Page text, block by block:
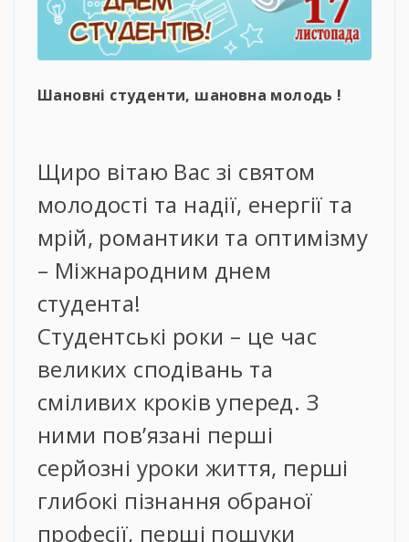
Шановні студенти, шановна молодь !
Щиро вітаю Вас зі святом
молодості та надії, енергії та
мрій, романтики та оптимізму
– Міжнародним днем
студента!
Студентські роки – це час
великих сподівань та
сміливих кроків уперед. З
ними пов’язані перші
серйозні уроки життя, перші
глибокі пізнання обраної
професії, перші пошуки